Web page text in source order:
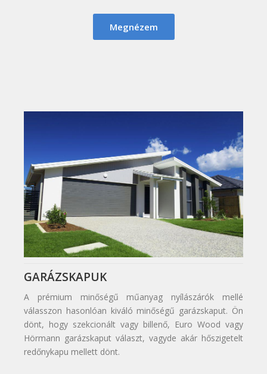
Megnézem
GARÁZSKAPUK
A prémium minőségű műanyag nyílászárók mellé
válasszon hasonlóan kiváló minőségű garázskaput. Ön
dönt, hogy szekcionált vagy billenő, Euro Wood vagy
Hörmann garázskaput választ, vagyde akár hőszigetelt
redőnykapu mellett dönt.